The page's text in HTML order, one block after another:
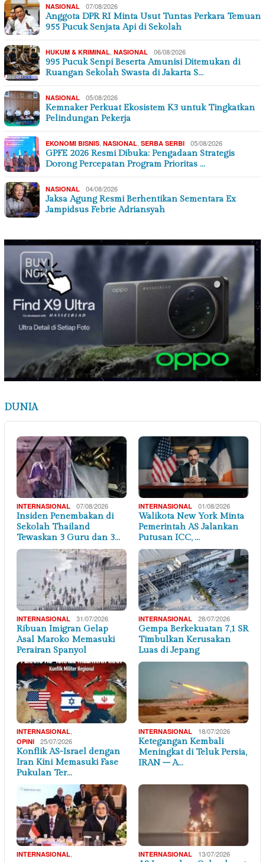
NASIONAL 07/08/2026
Anggota DPR RI Minta Usut Tuntas Perkara Temuan
955 Pucuk Senjata Api di Sekolah
HUKUM & KRIMINAL NASIONAL 06/08/2026
995 Pucuk Senpi Beserta Amunisi Ditemukan di
Ruangan Sekolah Swasta di Jakarta S…
NASIONAL 05/08/2026
Kemnaker Perkuat Ekosistem K3 untuk Tingkatkan
Pelindungan Pekerja
EKONOMI BISNIS NASIONAL SERBA SERBI 05/08/2026
GPFE 2026 Resmi Dibuka: Pengadaan Strategis
Dorong Percepatan Program Prioritas …
NASIONAL 04/08/2026
Jaksa Agung Resmi Berhentikan Sementara Ex
Jampidsus Febrie Adriansyah
DUNIA
INTERNASIONAL 07/08/2026
Insiden Penembakan di
Sekolah Thailand
Tewaskan 3 Guru dan 3…
INTERNASIONAL 01/08/2026
Walikota New York Minta
Pemerintah AS Jalankan
Putusan ICC, …
INTERNASIONAL 31/07/2026
Ribuan Imigran Gelap
Asal Maroko Memasuki
Perairan Spanyol
INTERNASIONAL 28/07/2026
Gempa Berkekuatan 7,1 SR
Timbulkan Kerusakan
Luas di Jepang
INTERNASIONAL,
OPINI 25/07/2026
Konflik AS-Israel dengan
Iran Kini Memasuki Fase
Pukulan Ter…
INTERNASIONAL 18/07/2026
Ketegangan Kembali
Meningkat di Teluk Persia,
IRAN – A…
INTERNASIONAL, INTERNASIONAL 13/07/2026